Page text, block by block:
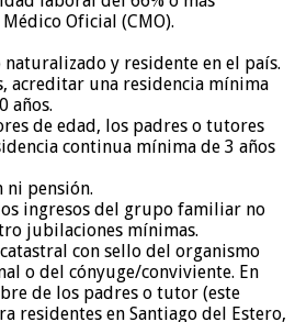
Oficial (CMO).
y residente en el país.
acreditar una residencia mínima
años.
de edad, los padres o tutores
continua mínima de 3 años
pensión.
ingresos del grupo familiar no
jubilaciones mínimas.
con sello del organismo
o del cónyuge/conviviente. En
de los padres o tutor (este
residentes en Santiago del Estero,